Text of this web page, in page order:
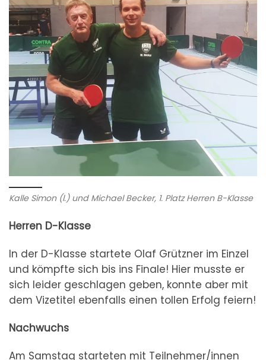
Kalle Simon (l.) und Michael Becker, 1. Platz Herren B-Klasse
Herren D-Klasse
In der D-Klasse startete Olaf Grützner im Einzel
und kömpfte sich bis ins Finale! Hier musste er
sich leider geschlagen geben, konnte aber mit
dem Vizetitel ebenfalls einen tollen Erfolg feiern!
Nachwuchs
Am Samstag starteten mit Teilnehmer/innen